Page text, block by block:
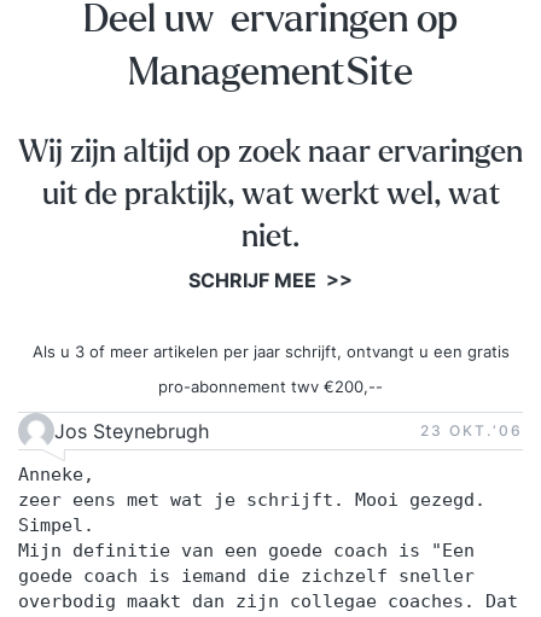
Deel uw ervaringen op
ManagementSite
Wij zijn altijd op zoek naar ervaringen
uit de praktijk, wat werkt wel, wat
niet.
SCHRIJF MEE >>
Als u 3 of meer artikelen per jaar schrijft, ontvangt u een gratis
pro-abonnement twv €200,--
Jos Steynebrugh 23 OKT.‘06
Anneke,
zeer eens met wat je schrijft. Mooi gezegd.
Simpel.
Mijn definitie van een goede coach is "Een
goede coach is iemand die zichzelf sneller
overbodig maakt dan zijn collegae coaches. Dat